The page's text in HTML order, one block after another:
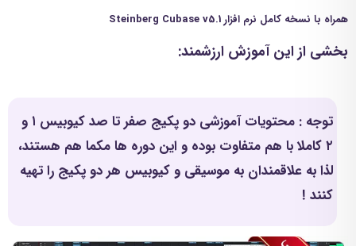
همراه با نسخه کامل نرم افزار Steinberg Cubase v5.1
بخشی از این آموزش ارزشمند:
توجه : محتویات آموزشی دو پکیج صفر تا صد کیوبیس ۱ و
۲ کاملا با هم متفاوت بوده و این دوره ها مکما هم هستند،
لذا به علاقمندان به موسیقی و کیوبیس هر دو پکیج را تهیه
کنند !